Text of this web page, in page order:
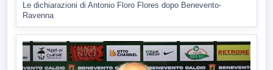
Le dichiarazioni di Antonio Floro Flores dopo Benevento-
Ravenna